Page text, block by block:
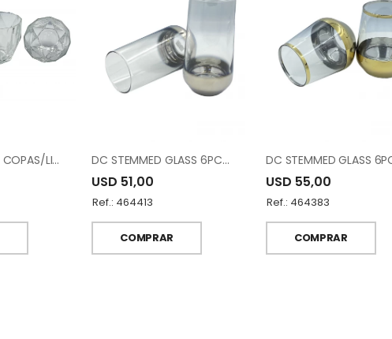
DC LA FR.6-PCS COPAS/LICOR VR-GJ009 DC STEMMED GLASS 6PCS M0420015-001068
USD 51,00
Ref.: 464413
COMPRAR
USD 55,00
Ref.: 464383
COMPRAR